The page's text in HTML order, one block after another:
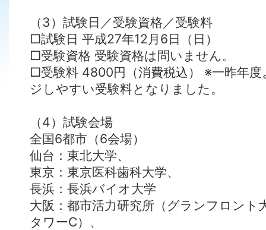
（3）試験日／受験資格／受験料
□試験日 平成27年12月6日（日）
□受験資格 受験資格は問いません。
□受験料 4800円（消費税込） ※一昨年
ジしやすい受験料となりました。
（4）試験会場
全国6都市（6会場）
仙台：東北大学、
東京：東京医科歯科大学、
長浜：長浜バイオ大学
大阪：都市活力研究所（グランフロン
タワーC）、